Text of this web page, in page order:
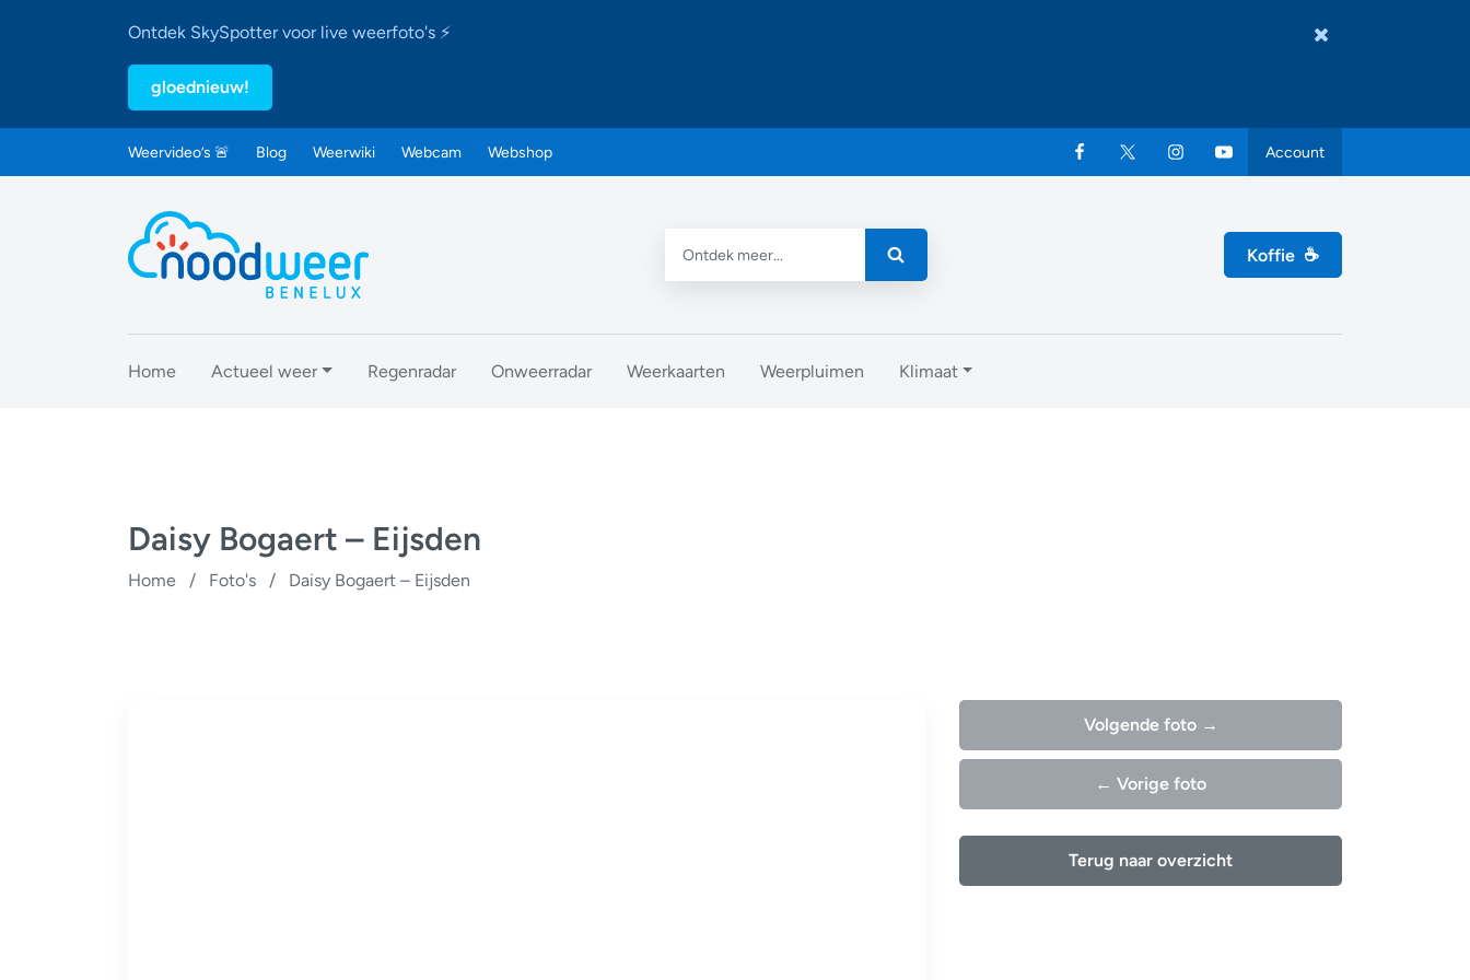
Ontdek SkySpotter voor live weerfoto's ⚡
gloednieuw!
Weervideo’s 🚨 Blog Weerwiki Webcam Webshop Account
Koffie ☕
Home Actueel weer Regenradar Onweerradar Weerkaarten Weerpluimen Klimaat
Daisy Bogaert – Eijsden
Home / Foto's / Daisy Bogaert – Eijsden
Volgende foto →
← Vorige foto
Terug naar overzicht